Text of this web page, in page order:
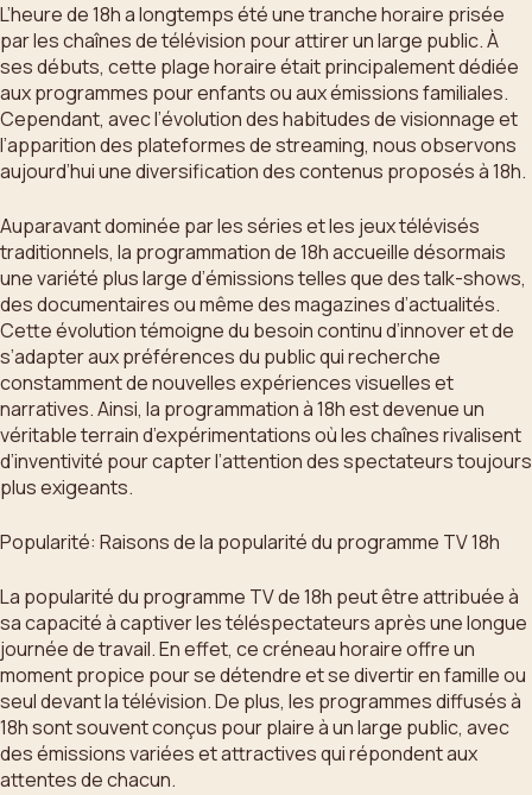
L’heure de 18h a longtemps été une tranche horaire prisée
par les chaînes de télévision pour attirer un large public. À
ses débuts, cette plage horaire était principalement dédiée
aux programmes pour enfants ou aux émissions familiales.
Cependant, avec l’évolution des habitudes de visionnage et
l’apparition des plateformes de streaming, nous observons
aujourd’hui une diversification des contenus proposés à 18h.
Auparavant dominée par les séries et les jeux télévisés
traditionnels, la programmation de 18h accueille désormais
une variété plus large d’émissions telles que des talk-shows,
des documentaires ou même des magazines d’actualités.
Cette évolution témoigne du besoin continu d’innover et de
s’adapter aux préférences du public qui recherche
constamment de nouvelles expériences visuelles et
narratives. Ainsi, la programmation à 18h est devenue un
véritable terrain d’expérimentations où les chaînes rivalisent
d’inventivité pour capter l’attention des spectateurs toujours
plus exigeants.
Popularité: Raisons de la popularité du programme TV 18h
La popularité du programme TV de 18h peut être attribuée à
sa capacité à captiver les téléspectateurs après une longue
journée de travail. En effet, ce créneau horaire offre un
moment propice pour se détendre et se divertir en famille ou
seul devant la télévision. De plus, les programmes diffusés à
18h sont souvent conçus pour plaire à un large public, avec
des émissions variées et attractives qui répondent aux
attentes de chacun.